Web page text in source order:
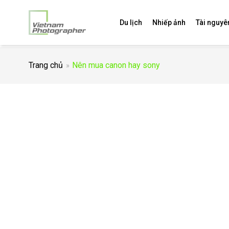
Du lịch Nhiếp ảnh Tài
Trang chủ Nên mua canon hay sony